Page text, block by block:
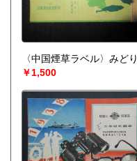
〈中国煙草ラベル〉みどり
￥1,500